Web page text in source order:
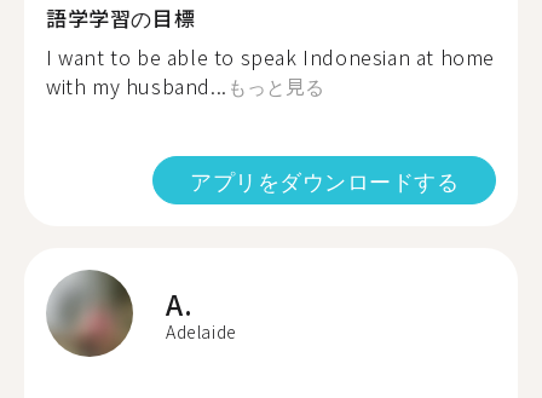
語学学習の目標
I want to be able to speak Indonesian at home
with my husband... もっと見る
アプリをダウンロードする
A.
Adelaide